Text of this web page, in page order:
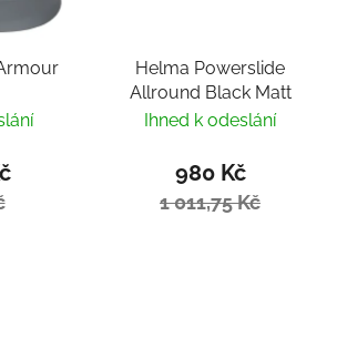
Helma Powerslide
Allround Black Matt
Ihned k odeslání
980 Kč
1 011,75 Kč